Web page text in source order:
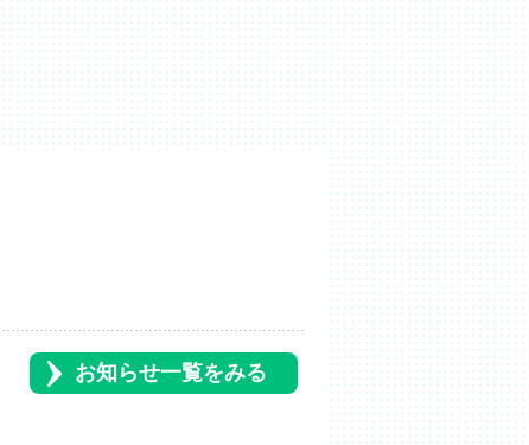
お知らせ一覧をみる